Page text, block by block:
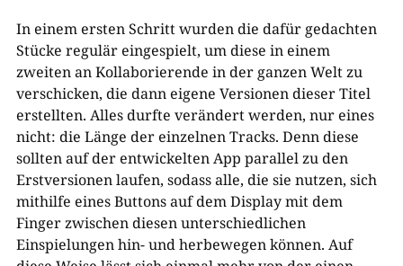
In einem ersten Schritt wurden die dafür gedachten
Stücke regulär eingespielt, um diese in einem
zweiten an Kollaborierende in der ganzen Welt zu
verschicken, die dann eigene Versionen dieser Titel
erstellten. Alles durfte verändert werden, nur eines
nicht: die Länge der einzelnen Tracks. Denn diese
sollten auf der entwickelten App parallel zu den
Erstversionen laufen, sodass alle, die sie nutzen, sich
mithilfe eines Buttons auf dem Display mit dem
Finger zwischen diesen unterschiedlichen
Einspielungen hin- und herbewegen können. Auf